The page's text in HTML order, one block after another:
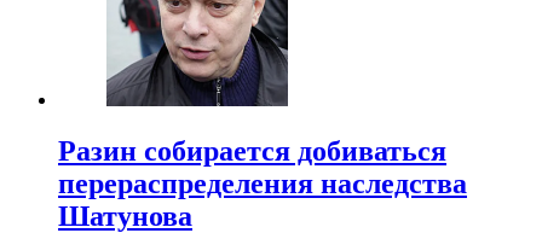
Разин собирается добиваться
перераспределения наследства
Шатунова